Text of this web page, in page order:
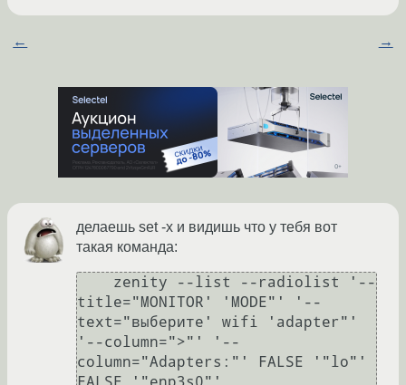
← →
делаешь set -x и видишь что у тебя вот
такая команда:
title="MONITOR' 'MODE"' '--
text="выберите' wifi 'adapter"'
'--column=">"' '--
column="Adapters:"' FALSE '"lo"'